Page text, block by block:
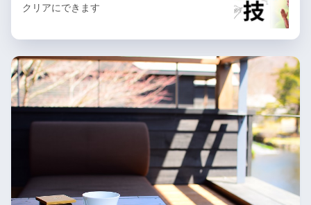
クリアにできます